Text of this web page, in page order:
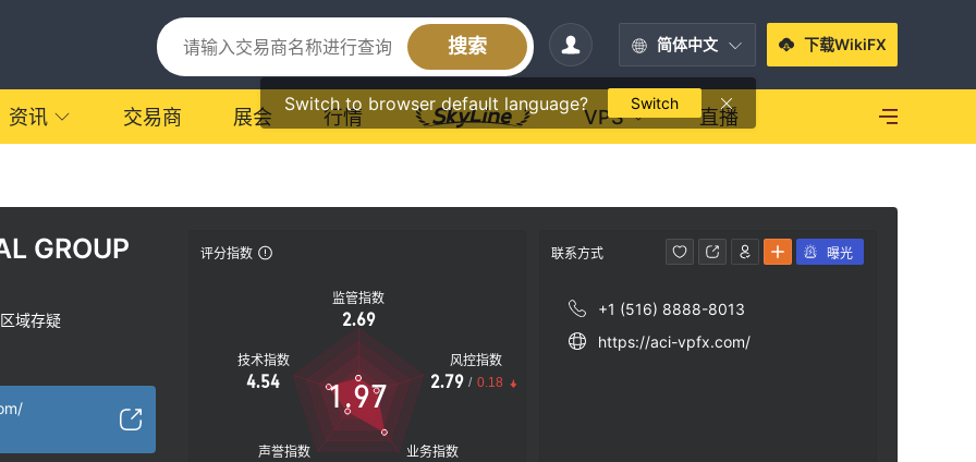
搜索 简体中文
Switch to browser default language? Switch
下载WikiFX
资讯 交易商 展会 行情 VPS 直播
GROUP
域存疑
评分指数
监管指数
2.69
技术指数
4.54
声誉指数 业务指数
风控指数
2.79 / 0.18
1.97
联系方式
+1 (516) 8888-8013
https://aci-vpfx.com/
曝光